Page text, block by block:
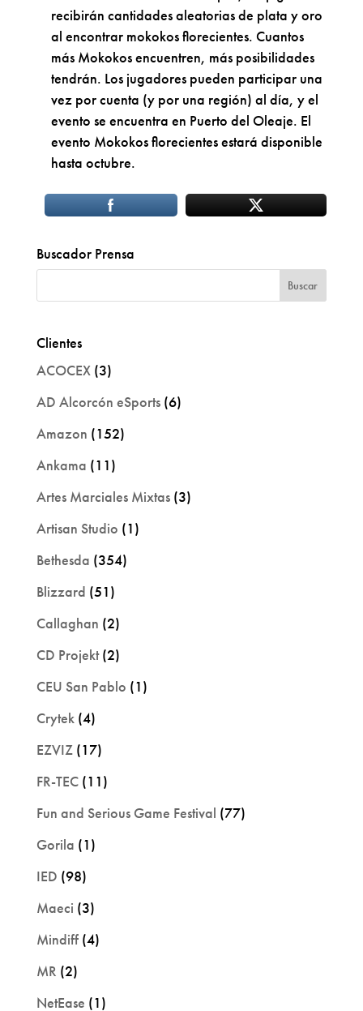
recibirán cantidades aleatorias de plata y oro
al encontrar mokokos florecientes. Cuantos
más Mokokos encuentren, más posibilidades
tendrán. Los jugadores pueden participar una
vez por cuenta (y por una región) al día, y el
evento se encuentra en Puerto del Oleaje. El
evento Mokokos florecientes estará disponible
hasta octubre.
Buscador Prensa
Clientes
ACOCEX(3)
AD Alcorcón eSports(6)
Amazon (152)
Ankama (11)
Artes Marciales Mixtas(3)
Artisan Studio (1)
Bethesda (354)
Blizzard (51)
Callaghan (2)
CD Projekt(2)
CEU San Pablo (1)
Crytek(4)
EZVIZ(17)
FR-TEC(11)
Fun and Serious Game Festival (77)
Gorila (1)
IED (98)
Maeci (3)
Mindiff(4)
MR (2)
NetEase (1)